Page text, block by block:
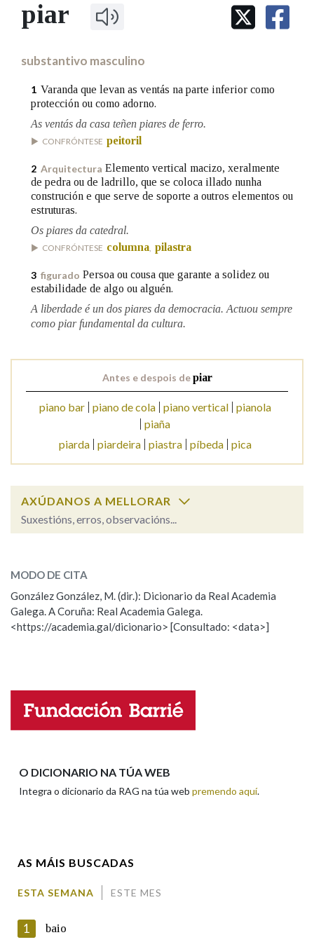
IDENTIDADE CORPORATIVA
MARCIAL DEL ADALID
FIGURAS HOMENAXEADAS
PRIMAVERA DAS LETRAS
PORTAL DAS PALABRAS
Facebook
TwitterYoutubeInstagram
Bluesky
BUSCAR NOS LEMAS
Remata por
BUSCAR NO CONTIDO
Nas definicións
OUTRAS OPCIÓNS DE BUSCA
Marcas gramaticais
Pertence a
piar
substantivo masculino
1 Varanda que levan as ventás na parte inferior como
protección ou como adorno.
As ventás da casa teñen piares de ferro.
CONFRÓNTESE peitoril
2 Arquitectura Elemento vertical macizo, xeralmente
de pedra ou de ladrillo, que se coloca illado nunha
construción e que serve de soporte a outros elementos ou
estruturas.
Os piares da catedral.
CONFRÓNTESE columna pilastra
3 figurado Persoa ou cousa que garante a solidez ou
estabilidade de algo ou alguén.
A liberdade é un dos piares da democracia. Actuou sempre
como piar fundamental da cultura.
Antes e despois depiar
piano bar piano de cola piano vertical pianola
piaña
piarda piardeira piastra píbeda pica
AXÚDANOS A MELLORAR
Suxestións, erros, observacións...
ESCOLLE UNHA OPCIÓN:
Observación Hai un erro na palabra
Propoño mellorar a definición
Nome
MODO DE CITA
González González, M. (dir.): Dicionario da Real Academia
Galega. A Coruña: Real Academia Galega.
<https://academia.gal/dicionario> [Consultado: <data>]
O DICIONARIO NA TÚA WEB
Integra o dicionario da RAG na túa web premendo aquí.
AS MÁIS BUSCADAS
ESTA SEMANA ESTE MES
1 baio